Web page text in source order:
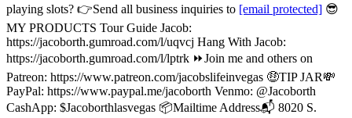
playing slots? 👉Send all business inquiries to [email protected] 😎
MY PRODUCTS Tour Guide Jacob:
https://jacoborth.gumroad.com/l/uqvcj Hang With Jacob:
https://jacoborth.gumroad.com/l/lptrk ⏩Join me and others on
Patreon: https://www.patreon.com/jacobslifeinvegas 🤑TIP JAR💸
PayPal: https://www.paypal.me/jacoborth Venmo: @Jacoborth
CashApp: $Jacoborthlasvegas 📦Mailtime Address📬 8020 S.